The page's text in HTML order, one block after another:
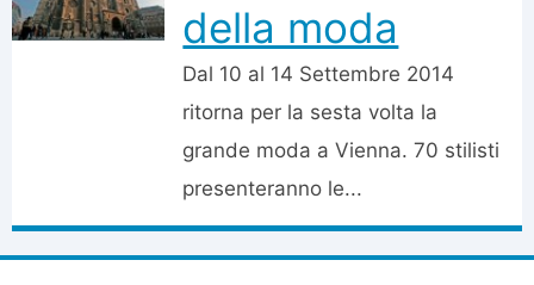
della moda
Dal 10 al 14 Settembre 2014
ritorna per la sesta volta la
grande moda a Vienna. 70 stilisti
presenteranno le...